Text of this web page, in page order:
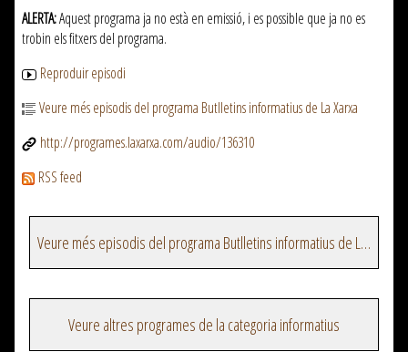
ALERTA:Aquest programa ja no està en emissió, i es possible que ja no es
trobin els fitxers del programa.
Reproduir episodi
Veure més episodis del programa Butlletins informatius de La Xarxa
http://programes.laxarxa.com/audio/136310
RSS feed
Veure més episodis del programa Butlletins informatius de La Xarxa
Veure altres programes de la categoria informatius